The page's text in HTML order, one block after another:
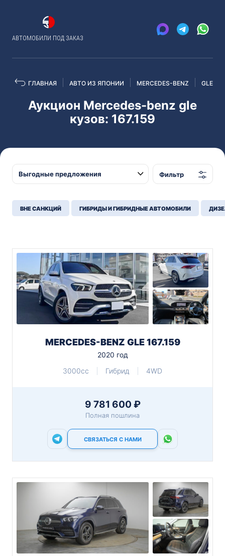
АВТОМОБИЛИ ПОД ЗАКАЗ
ГЛАВНАЯ АВТО ИЗ ЯПОНИИ MERCEDES-BENZ GLE
Аукцион Mercedes-benz gle
кузов: 167.159
Фильтр
ВНЕ САНКЦИЙ ГИБРИДЫ И ГИБРИДНЫЕ АВТОМОБИЛИ
MERCEDES-BENZ GLE 167.159
2020 год
3000cc
Гибрид 4WD
9 781 600 ₽
Полная пошлина
СВЯЗАТЬСЯ С НАМИ